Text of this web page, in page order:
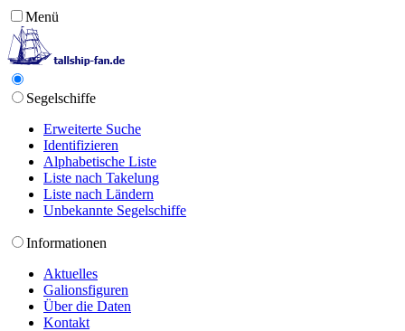
Menü
Segelschiffe
Erweiterte Suche
Identifizieren
Alphabetische Liste
Liste nach Takelung
Liste nach Ländern
Unbekannte Segelschiffe
Informationen
Aktuelles
Galionsfiguren
Über die Daten
Kontakt